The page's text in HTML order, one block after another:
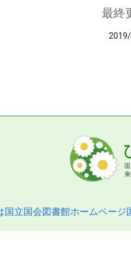
最終
国立国会図書館ホームページ